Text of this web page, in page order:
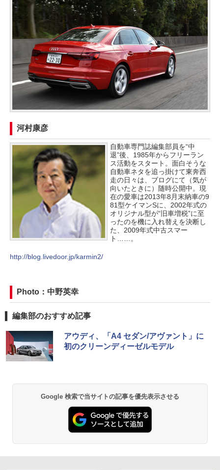
河村康彦
自動車専門誌編集部員を“中
退”後、1985年からフリーラン
ス活動をスタート。面白そうな
自動車ネタを追っ掛けて東奔西
走の日々は、ブログにて（気が
向いたときに）随時公開中。現
在の愛車は2013年8月末納車の9
81型ケイマンSに、2002年式の
オリジナル型が“旧車増税”に至
ったのを機に入れ替えを決断し
た、2009年式中古スマー
ト……。
http://blog.livedoor.jp/karmin2/
Photo：中野英幸
編集部のおすすめ記事
アウディ、「A4 セダン/アヴァント」に
初のクリーンディーゼルモデル
Google 検索で当サイトの記事を優先表示させる